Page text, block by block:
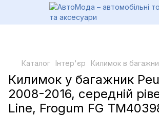
Каталог Інтер'єр Килимок в
Килимок у багажник
2008-2016, середній
Line, Frogum FG